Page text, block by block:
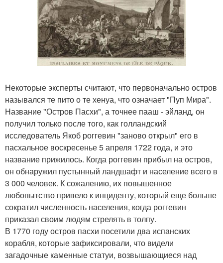
Некоторые эксперты считают, что первоначально остров
назывался те пито о те хенуа, что означает "Пуп Мира".
Название "Остров Пасхи", а точнее пааш - эйланд, он
получил только после того, как голландский
исследователь Якоб роггевин "заново открыл" его в
пасхальное воскресенье 5 апреля 1722 года, и это
название прижилось. Когда роггевин прибыл на остров,
он обнаружил пустынный ландшафт и население всего в
3 000 человек. К сожалению, их повышенное
любопытство привело к инциденту, который еще больше
сократил численность населения, когда роггевин
приказал своим людям стрелять в толпу.
В 1770 году остров пасхи посетили два испанских
корабля, которые зафиксировали, что видели
загадочные каменные статуи, возвышающиеся над